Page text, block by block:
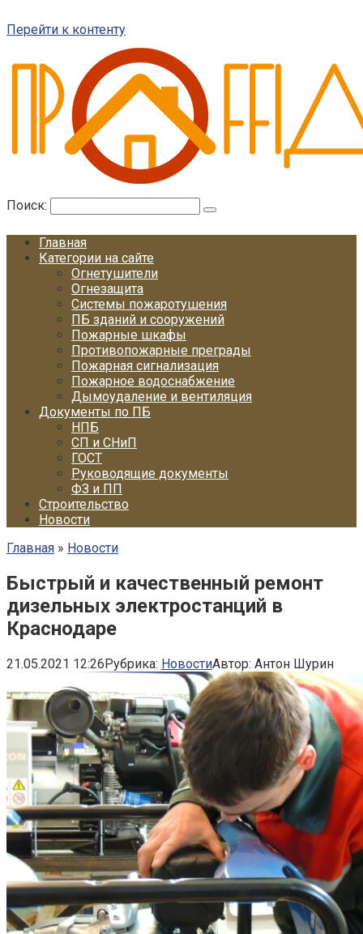
Перейти к контенту
Поиск:
Главная
Категории на сайте
Огнетушители
Огнезащита
Системы пожаротушения
ПБ зданий и сооружений
Пожарные шкафы
Противопожарные преграды
Пожарная сигнализация
Пожарное водоснабжение
Дымоудаление и вентиляция
Документы по ПБ
НПБ
СП и СНиП
ГОСТ
Руководящие документы
ФЗ и ПП
Строительство
Новости
Главная » Новости
Быстрый и качественный ремонт
дизельных электростанций в
Краснодаре
21.05.2021 12:26Рубрика: НовостиАвтор: Антон Шурин